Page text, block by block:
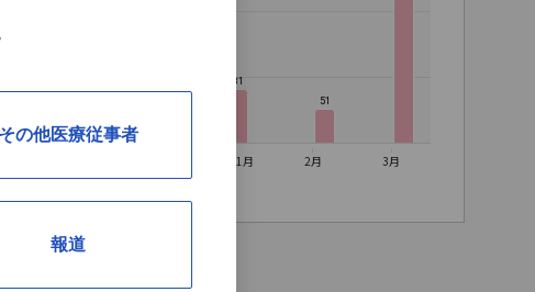
その他医療従事者
報道
81
51
2027年1月 2月 3月